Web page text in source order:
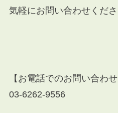
気軽にお問い合わせくださ
【お電話でのお問い合わせ
03-6262-9556